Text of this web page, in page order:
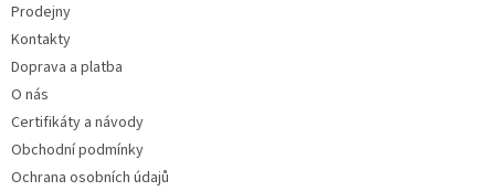
Prodejny
Kontakty
Doprava a platba
O nás
Certifikáty a návody
Obchodní podmínky
Ochrana osobních údajů